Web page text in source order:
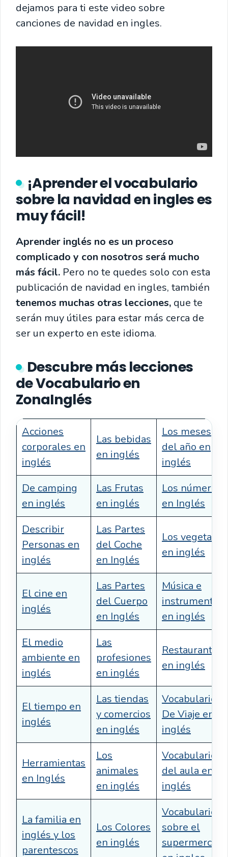
dejamos para ti este video sobre
canciones de navidad en ingles.
¡Aprender el vocabulario
sobre la navidad en ingles es
muy fácil!
Aprender inglés no es un proceso
complicado y con nosotros será mucho
más fácil. Pero no te quedes solo con esta
publicación de navidad en ingles, también
tenemos muchas otras lecciones, que te
serán muy útiles para estar más cerca de
ser un experto en este idioma.
Descubre más lecciones
de Vocabulario en
ZonaInglés
Acciones
corporales en
inglés
Las bebidas
en inglés
Los meses
del año en
inglés
De camping
en inglés
Las Frutas
en inglés
Los números
en Inglés
Describir
Personas en
inglés
Las Partes
del Coche
en Inglés
Los vegetales
en inglés
El cine en
inglés
Las Partes
del Cuerpo
en Inglés
Música e
instrumentos
en inglés
El medio
ambiente en
inglés
Las
profesiones
en inglés
Restaurante
en inglés
El tiempo en
inglés
Las tiendas
y comercios
en inglés
Vocabulario
De Viaje en
inglés
Herramientas
en Inglés
Los
animales
en inglés
Vocabulario
del aula en
inglés
La familia en
inglés y los
parentescos
Los Colores
en inglés
Vocabulario
sobre el
supermercado